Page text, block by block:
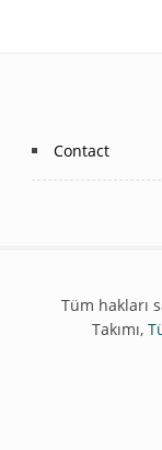
Footer
menu
Contact
Tüm hakları
Takımı,